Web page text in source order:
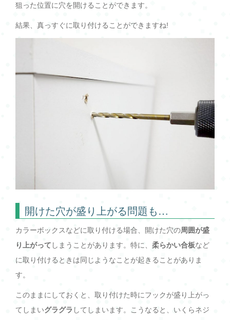
狙った位置に穴を開けることができます。
結果、真っすぐに取り付けることができますね!
開けた穴が盛り上がる問題も…
カラーボックスなどに取り付ける場合、開けた穴の周囲が盛
り上がって しまうことがあります。特に、 柔らかい合板など
に取り付けるときは同じようなことが起きることがありま
す。
このままにしておくと、取り付けた時にフックが盛り上がっ
てしまいグラグラ してしまいます。こうなると、いくらネジ